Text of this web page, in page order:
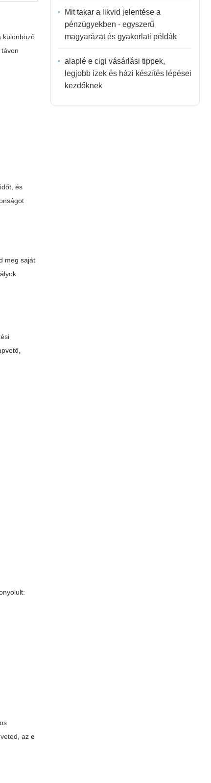
különböző
és
meg saját
aze
Mit takar a likvid jelentése a
pénzügyekben - egyszerű
magyarázat és gyakorlati példák
alaplé e cigi vásárlási tippek,
legjobb ízek és házi készítés lépései
kezdőknek